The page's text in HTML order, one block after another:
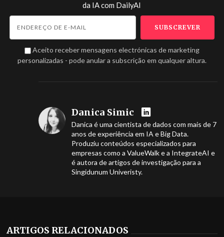
da IA com DailyAI
Aceito receber mensagens electrónicas de marketing
personalizadas - pode anular a subscrição em qualquer altura.
Danica Simic
Danica é uma cientista de dados com mais de 7
anos de experiência em IA e Big Data.
Produziu conteúdos especializados para
empresas como a ValueWalk e a IntegrateAI e
é autora de artigos de investigação para a
Singidunum Univeristy.
ARTIGOS RELACIONADOS